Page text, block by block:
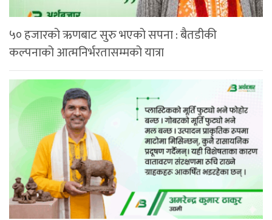
५० हजारको ऋणबाट सुरु भएको सपना : बैतडीकी
कल्पनाको आत्मनिर्भरतासम्मको यात्रा